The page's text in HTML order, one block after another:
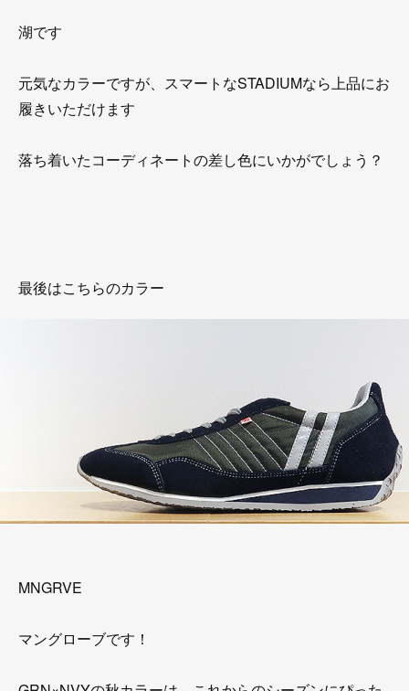
湖です
元気なカラーですが、スマートなSTADIUMなら上品にお
履きいただけます
落ち着いたコーディネートの差し色にいかがでしょう？
最後はこちらのカラー
MNGRVE
マングローブです！